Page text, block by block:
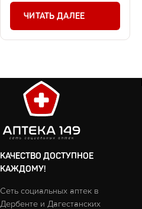
ЧИТАТЬ ДАЛЕЕ
КАЧЕСТВО ДОСТУПНОЕ
КАЖДОМУ!
Сеть социальных аптек в
Дербенте и Дагестанских